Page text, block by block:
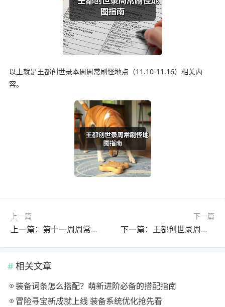
以上就是王都创世录本周周常刷怪地点（11.10-11.16）相关内
容。
上一篇
上一篇：第十一周周常怪物分布攻略
下一篇
下一篇：王都创世录周常刷怪地点推荐
相关文章
装备词条怎么搭配？萌新进阶必备的搭配指南
冒险寻宝新成就上线 装备系统优化抢先看